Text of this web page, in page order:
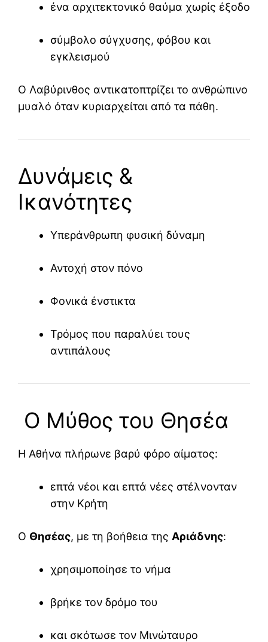
ένα αρχιτεκτονικό θαύμα χωρίς έξοδο
σύμβολο σύγχυσης, φόβου και
εγκλεισμού
Ο Λαβύρινθος αντικατοπτρίζει το ανθρώπινο
μυαλό όταν κυριαρχείται από τα πάθη.
Δυνάμεις &
Ικανότητες
Υπεράνθρωπη φυσική δύναμη
Αντοχή στον πόνο
Φονικά ένστικτα
Τρόμος που παραλύει τους
αντιπάλους
Ο Μύθος του Θησέα
Η Αθήνα πλήρωνε βαρύ φόρο αίματος:
επτά νέοι και επτά νέες στέλνονταν
στην Κρήτη
Ο Θησέας, με τη βοήθεια της Αριάδνης:
χρησιμοποίησε το νήμα
βρήκε τον δρόμο του
και σκότωσε τον Μινώταυρο